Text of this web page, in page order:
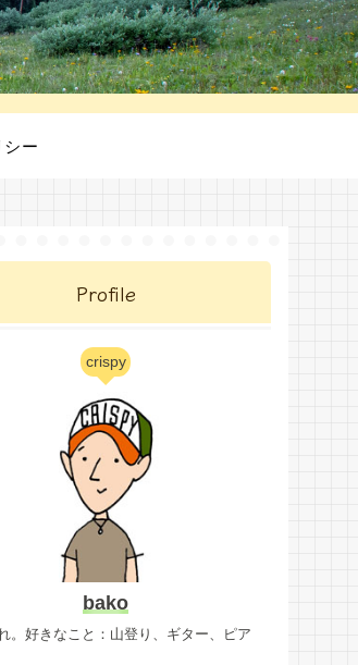
ー
Profile
crispy
bako
。好きなこと：山登り、ギター、ピア